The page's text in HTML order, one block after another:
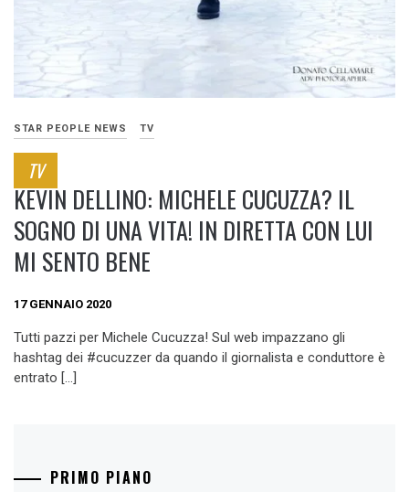
STAR PEOPLE NEWS TV
TV
KEVIN DELLINO: MICHELE CUCUZZA? IL
SOGNO DI UNA VITA! IN DIRETTA CON LUI
MI SENTO BENE
17 GENNAIO 2020
Tutti pazzi per Michele Cucuzza! Sul web impazzano gli
hashtag dei #cucuzzer da quando il giornalista e conduttore è
entrato […]
PRIMO PIANO